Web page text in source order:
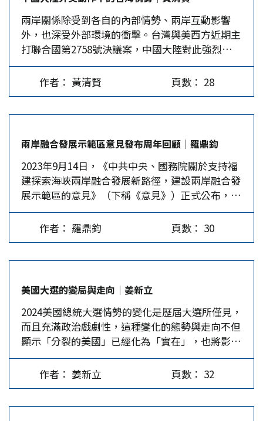
發展的絆腳石。…
但面對更快速發展的對岸，其實相對上是越來越
弱。若不在此刻探討兩岸和統方案，未來台灣的籌
碼將越來越少。即使台灣目前似乎有美國可以依
賴，但美國相對於中國的實力也會變弱，特別是在
美國軍力較難發揮的東亞地區，兩岸問題拖延下
去，只會對台灣不利。特別是台灣目前還有台積電
和強大的半導體產業，可以作為兩岸談判協商的重
的機會。…
同。國民黨前主席洪秀柱在去年的攜手圓夢活動
上，朗誦詩人余光中的《鄉愁》，表達兩岸同屬一
個民族。無獨有偶，前外交部長蔣孝嚴也在一場活
動上朗誦《鄉愁》，並且說不管哪一省人，包括台
灣人在內，都是中國人。這些話在大陸朋友耳中聽
起來非常順耳，可是對住在台灣的青年有多少作用
呢？ 「鄉愁」或許對顛沛流離來台的外省第一
說外省人僅占台灣人口的12%，那占台灣人口86%
的本省人，來台灣少說有七、八代了，他們對大陸
又有什麼鄉愁呢？所以要靠對原鄉的認同來拉近兩
岸關係，其實是非常不現實的。當然，說到這裡，
或許有人會問，本省人中也有強烈中國人認同的，
那沒有「鄉愁」的他們，是什麼形塑了他們的中國
意識呢？ 真正形塑認同的是教科書，過去兩岸雖
處於分離對峙的狀態，但國民黨的教育還是教導大
是中國人。而李登輝上台後，開始積極推動「去中
國化」，課綱也從中國史觀改成了台獨史觀。課綱
修改使得台灣的青年成了「天然獨」，不認同兩岸
同屬一中，也不認同自己是中國人，這給兩岸融合
拋下巨大的鴻溝。大陸這些年積極地舉辦各種交
流，成果確實不少，可比起台獨課綱一年影響十
幾、二十萬年輕人，交流成果只能說是杯水車薪，
對島內的「台獨化」起不了改變作用。…
兩岸關係除受到各自的內部情勢、兩岸互動影響
外，也深受外部環境的衝擊。台灣與美西方近期主
打聯合國第2758號決議案，中國大陸對此強烈抨
擊，更在許多國際場合營造對「一中原則」有利的
氛圍。 民進黨當局想炒作聯合國第2758號決議文
未涉及台灣，因此不該限制台灣參與聯合國及國際
與非洲從1955年萬隆會議開始，就建立了深厚關
係。隨著大陸逐漸崛起壯大，非洲國家在許多國際
場合上唯大陸馬首是瞻，1971年聯合國2758號決
議案，就是許多非洲國家支持下的結果。 2000年
中非合作論壇應運而生，53個非洲國家，加上非洲
聯盟委員會等55個成員，於2006、2015、2018、
2024年共舉辦了四次論壇峰會。這次中非合作論壇
北京峰會，非洲聯盟委員會主席當著習近平主席的
統一」。另有36個領導人均提到堅定奉行「一個中
國原則」或「一中政策」，有的國家還加碼說「台
灣是中國的一部分」、「支持大陸實現國家統
一」。…
作者： 黃清賢 頁數： 28
兩岸融合發展示範區意見發布周年回顧│羅鼎鈞
2023年9月14日，《中共中央、國務院關於支持福
建探索海峽兩岸融合發展新路徑，建設兩岸融合發
展示範區的意見》（下稱《意見》）正式公布，在
該意見屆滿周年之際，有必要對福建省落實各項工
作加以回顧並寄以展望。 過去一年中，福建省通
過積極落實《意見》中的各項政策，不僅在兩岸經
在經濟領域方面 在經濟領域方面，福建在兩岸經
貿合作中發揮了關鍵性作用。通過設立自由貿易試
驗區、優化營商環境及推動產業對接等措施，吸引
了大量台資企業落戶福建。這些企業不僅帶來先進
的技術和管理經驗，還為當地創造大量就業機會，
推動了福建經濟的高質量發展。此外，福建加大了
對台資企業的政策支持力度，推出一系列優惠政
策，為台資企業在福建的發展提供了優良環境。這
作者： 羅鼎鈞 頁數： 30
美國大選的變局與走向│姜新立
2024美國總統大選情勢的變化是歷屆大選所僅見，
而且充滿政治戲劇性，這種變化的態勢與走向不但
顯示「分裂的美國」已經化為「實在」，也將影響
美國選民的投票取向。美國下一任總統究竟是誰，
9月10日川普、賀錦麗在電視政見辯論會上的交鋒
已露出端倪。 社會分裂與政治極化 這次美國大選
作者： 姜新立 頁數： 32